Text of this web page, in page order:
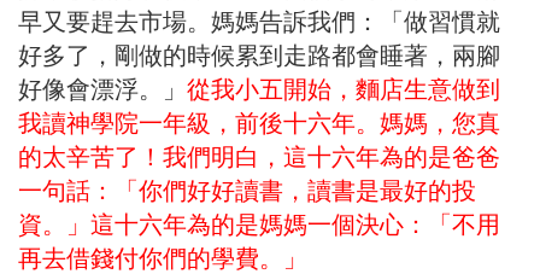
早又要趕去市場。媽媽告訴我們：「做習慣就
好多了，剛做的時候累到走路都會睡著，兩腳
好像會漂浮。」 從我小五開始，麵店生意做到
我讀神學院一年級，前後十六年。媽媽，您真
的太辛苦了！我們明白，這十六年為的是爸爸
一句話：「你們好好讀書，讀書是最好的投
資。」這十六年為的是媽媽一個決心：「不用
再去借錢付你們的學費。」